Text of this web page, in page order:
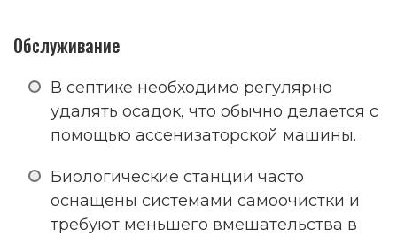
Обслуживание
В септике необходимо регулярно
удалять осадок, что обычно делается с
помощью ассенизаторской машины.
Биологические станции часто
оснащены системами самоочистки и
требуют меньшего вмешательства в